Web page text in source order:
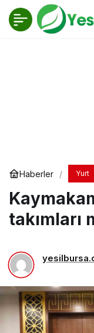
Haberler Yurt
takımları